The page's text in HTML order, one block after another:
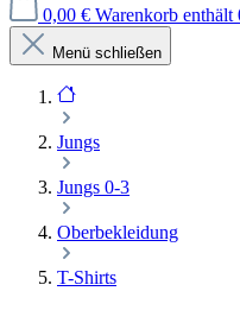
0,00 € Warenkorb enthält
Menü schließen
Jungs
Jungs 0-3
Oberbekleidung
T-Shirts